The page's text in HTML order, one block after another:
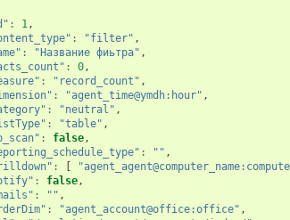
: 1,
: "filter" ,
: "Название фиьтра" ,
: 0,
: "record_count" ,
: "agent_time@ymdh:hour" ,
: "neutral" ,
: "table" ,
: false,
: "" ,
: [
: false,
: "" ,
: "agent_account@office:office" ,